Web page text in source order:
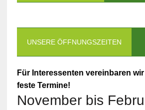
UNSERE ÖFFNUNGSZEITEN
Für Interessenten vereinbaren
feste Termine!
November bis